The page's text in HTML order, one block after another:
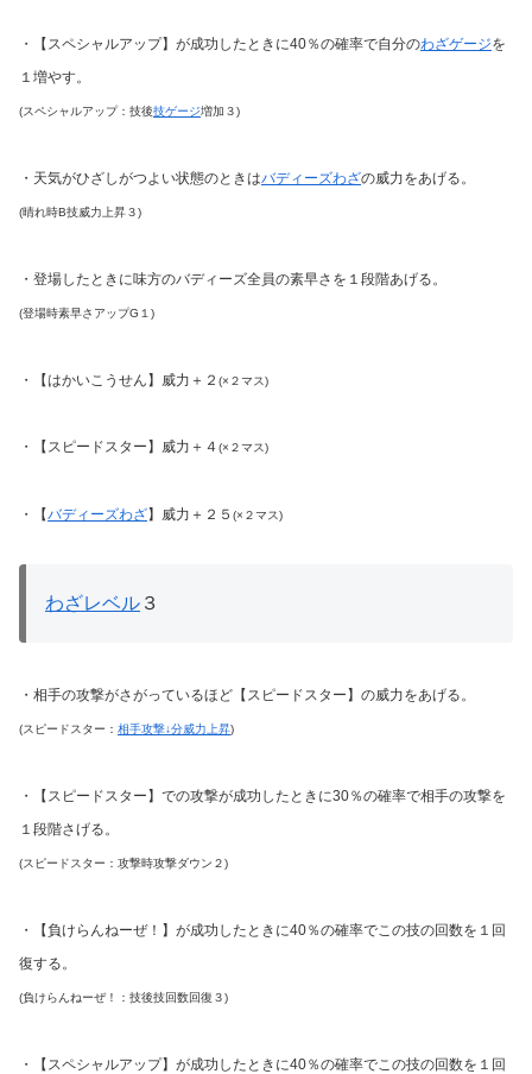
・【スペシャルアップ】が成功したときに40％の確率で自分のわざゲージを
１増やす。
(スペシャルアップ：技後技ゲージ増加３)
・天気がひざしがつよい状態のときはバディーズわざの威力をあげる。
(晴れ時B技威力上昇３)
・登場したときに味方のバディーズ全員の素早さを１段階あげる。
(登場時素早さアップG１)
・【はかいこうせん】威力＋２ (×２マス)
・【スピードスター】威力＋４(×２マス)
・【バディーズわざ】威力＋２５ (×２マス)
わざレベル ３
・相手の攻撃がさがっているほど【スピードスター】の威力をあげる。
(スピードスター： 相手攻撃↓分威力上昇)
・【スピードスター】での攻撃が成功したときに30％の確率で相手の攻撃を
１段階さげる。
(スピードスター：攻撃時攻撃ダウン２)
・【負けらんねーぜ！】が成功したときに40％の確率でこの技の回数を１回
復する。
(負けらんねーぜ！：技後技回数回復３)
・【スペシャルアップ】が成功したときに40％の確率でこの技の回数を１回